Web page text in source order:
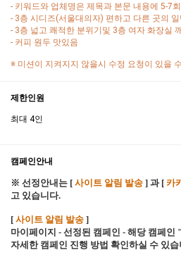
- 키워드와 업체명은 제목과 본문 내용에 5-7
- 3층 시디즈(서울대의자) 편하고 다른 곳의
- 3층 넓고 쾌적한 분위기및 3층 여자 화장실
- 커피 원두 맛있음
※ 미션이 지켜지지 않을시 수정 요청이 있을
제한인원
최대 4인
캠페인안내
※ 선정안내는 [ 사이트 알림 발송 ] 과 [ 카
고 있습니다.
[ 사이트 알림 발송 ]
마이페이지 - 선정된 캠페인 - 해당 캠페인
자세한 캠페인 진행 방법 확인하실 수 있습